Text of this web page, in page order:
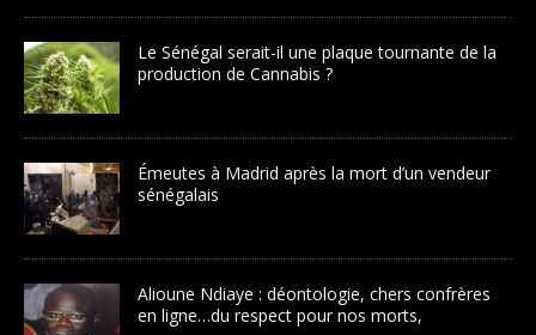
Le Sénégal serait-il une plaque tournante de la
production de Cannabis ?
Émeutes à Madrid après la mort d’un vendeur
sénégalais
Alioune Ndiaye : déontologie, chers confrères
en ligne…du respect pour nos morts,